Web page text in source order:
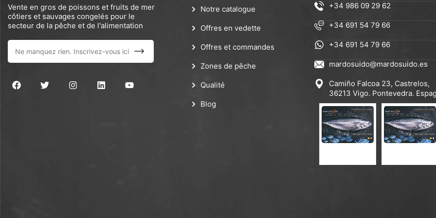
Vente en gros de poissons et fruits de mer
côtiers et sauvages congelés pour le
secteur de la pêche et de l'alimentation
Notre catalogue
Offres en vedette
Offres et commandes
Zones de pêche
Qualité
Blog
+34 986 09 29 62
+34 691 54 79 66
+34 691 54 79 66
mardosuido@mardosuido.es
Camiño Falcoa 23, Castrelos,
36213 Vigo. Pontevedra.